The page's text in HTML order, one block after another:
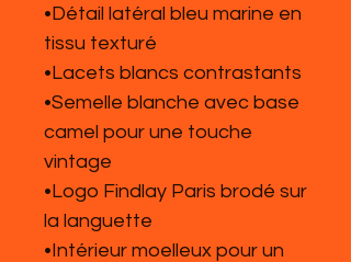
•Détail latéral bleu marine en
tissu texturé
•Lacets blancs contrastants
•Semelle blanche avec base
camel pour une touche
vintage
•Logo Findlay Paris brodé sur
la languette
•Intérieur moelleux pour un